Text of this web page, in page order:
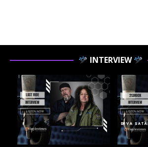
INTERVIEW